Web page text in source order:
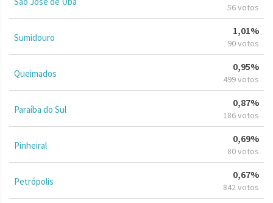
56 votos
Sumidouro
1,01%
90 votos
Queimados
0,95%
499 votos
Paraíba do Sul
0,87%
186 votos
Pinheiral
0,69%
80 votos
Petrópolis
0,67%
842 votos